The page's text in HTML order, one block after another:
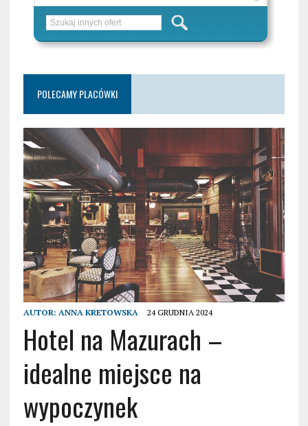
POLECAMY PLACÓWKI
AUTOR: ANNA KRETOWSKA 24 GRUDNIA 2024
Hotel na Mazurach –
idealne miejsce na
wypoczynek